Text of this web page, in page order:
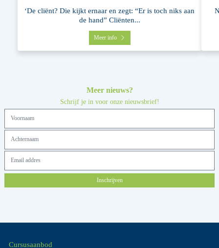
‘De cliënt? Die kijkt ernaar en zegt: “Er is toch niks aan
de hand” Cliënten...
Meer info
Meer nieuws?
Schrijf je in voor onze nieuwsbrief!
Inschrijven
Cursusaanbod